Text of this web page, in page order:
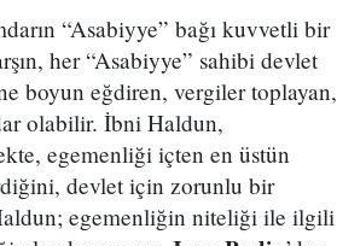
“Asabiyye” bağı kuvvetli bir
her “Asabiyye” sahibi devlet
boyun eğdiren, vergiler toplayan,
olabilir. İbni Haldun,
egemenliği içten en üstün
devlet için zorunlu bir
egemenliğin niteliği ile ilgili